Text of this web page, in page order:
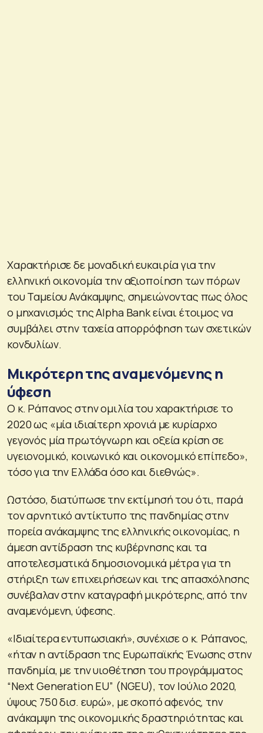
Χαρακτήρισε δε μοναδική ευκαιρία για την
ελληνική οικονομία την αξιοποίηση των πόρων
του Ταμείου Ανάκαμψης, σημειώνοντας πως όλος
ο μηχανισμός της Alpha Bank είναι έτοιμος να
συμβάλει στην ταχεία απορρόφηση των σχετικών
κονδυλίων.
Mικρότερη της αναμενόμενης η
ύφεση
Ο κ. Ράπανος στην ομιλία του χαρακτήρισε το
2020 ως «μία ιδιαίτερη χρονιά με κυρίαρχο
γεγονός μία πρωτόγνωρη και οξεία κρίση σε
υγειονομικό, κοινωνικό και οικονομικό επίπεδο»,
τόσο για την Ελλάδα όσο και διεθνώς».
Ωστόσο, διατύπωσε την εκτίμησή του ότι, παρά
τον αρνητικό αντίκτυπο της πανδημίας στην
πορεία ανάκαμψης της ελληνικής οικονομίας, η
άμεση αντίδραση της κυβέρνησης και τα
αποτελεσματικά δημοσιονομικά μέτρα για τη
στήριξη των επιχειρήσεων και της απασχόλησης
συνέβαλαν στην καταγραφή μικρότερης, από την
αναμενόμενη, ύφεσης.
«Ιδιαίτερα εντυπωσιακή», συνέχισε ο κ. Ράπανος,
«ήταν η αντίδραση της Ευρωπαϊκής Ένωσης στην
πανδημία, με την υιοθέτηση του προγράμματος
“Next Generation EU” (NGEU), τον Ιούλιο 2020,
ύψους 750 δισ. ευρώ», με σκοπό αφενός, την
ανάκαμψη της οικονομικής δραστηριότητας και